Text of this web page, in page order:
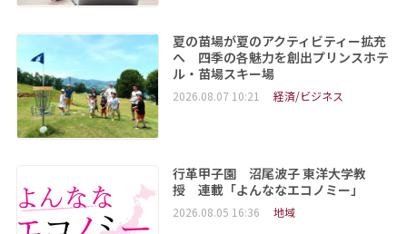
夏の苗場が夏のアクティビティー拡充
へ 四季の各魅力を創出プリンスホテ
ル・苗場スキー場
2026.08.07 10:21 経済/ビジネス
行革甲子園 沼尾波子 東洋大学教
授 連載「よんななエコノミー」
2026.08.05 16:36 地域